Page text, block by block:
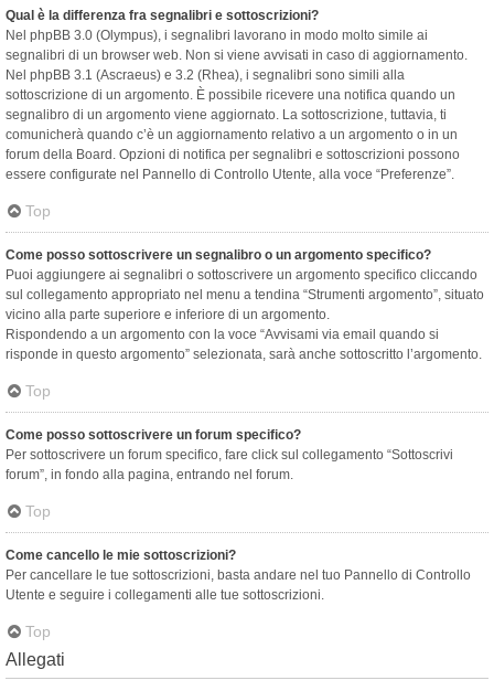
Qual è la differenza fra segnalibri e sottoscrizioni?
Nel phpBB 3.0 (Olympus), i segnalibri lavorano in modo molto simile ai
segnalibri di un browser web. Non si viene avvisati in caso di aggiornamento.
Nel phpBB 3.1 (Ascraeus) e 3.2 (Rhea), i segnalibri sono simili alla
sottoscrizione di un argomento. È possibile ricevere una notifica quando un
segnalibro di un argomento viene aggiornato. La sottoscrizione, tuttavia, ti
comunicherà quando c’è un aggiornamento relativo a un argomento o in un
forum della Board. Opzioni di notifica per segnalibri e sottoscrizioni possono
essere configurate nel Pannello di Controllo Utente, alla voce “Preferenze”.
Top
Come posso sottoscrivere un segnalibro o un argomento specifico?
Puoi aggiungere ai segnalibri o sottoscrivere un argomento specifico cliccando
sul collegamento appropriato nel menu a tendina “Strumenti argomento”, situato
vicino alla parte superiore e inferiore di un argomento.
Rispondendo a un argomento con la voce “Avvisami via email quando si
risponde in questo argomento” selezionata, sarà anche sottoscritto l’argomento.
Top
Come posso sottoscrivere un forum specifico?
Per sottoscrivere un forum specifico, fare click sul collegamento “Sottoscrivi
forum”, in fondo alla pagina, entrando nel forum.
Top
Come cancello le mie sottoscrizioni?
Per cancellare le tue sottoscrizioni, basta andare nel tuo Pannello di Controllo
Utente e seguire i collegamenti alle tue sottoscrizioni.
Top
Allegati